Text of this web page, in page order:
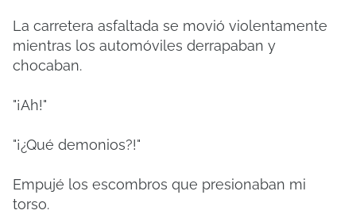
La carretera asfaltada se movió violentamente
mientras los automóviles derrapaban y
chocaban.
"¡Ah!"
"¡¿Qué demonios?!"
Empujé los escombros que presionaban mi
torso.